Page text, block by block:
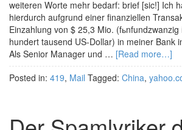
weiteren Worte mehr bedarf: brief [sic!] Ich
hierdurch aufgrund einer finanziellen
Einzahlung von $ 25,3 Mio.
hundert tausend US-Dollar) in meiner Bank
Als Senior Manager und … [Read more…]
Posted in: 419, Mail Tagged: China,